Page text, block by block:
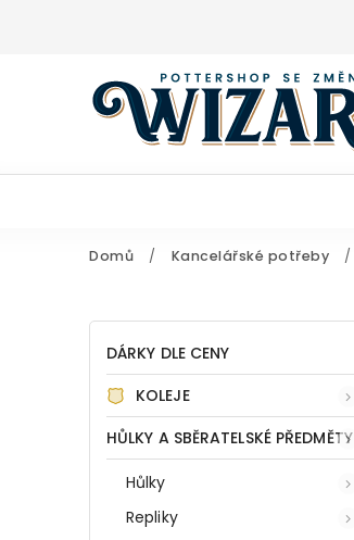
Domů / Kancelářské potřeby /
DÁRKY DLE CENY
KOLEJE
HŮLKY A SBĚRATELSKÉ PŘEDMĚTY
Hůlky
Repliky